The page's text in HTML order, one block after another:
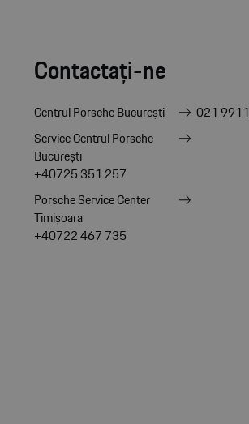
Contactați-ne
Centrul Porsche București
021 9911
Service Centrul Porsche
București
+40725 351 257
Porsche Service Center
Timișoara
+40722 467 735